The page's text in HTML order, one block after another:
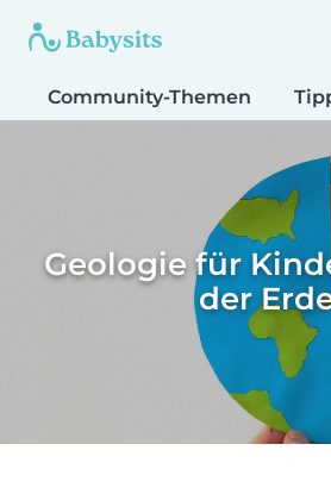
Community-Themen
Geologie für
der